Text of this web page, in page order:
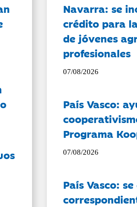
Navarra: se
crédito para
de jóvenes
profesionales
07/08/2026
País Vasco:
Programa
07/08/2026
País Vasco: